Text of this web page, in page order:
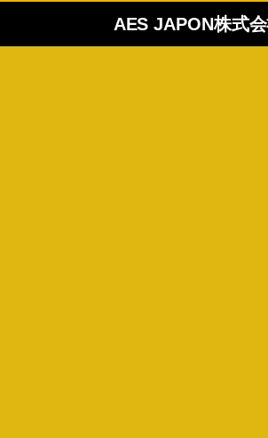
AES JAPON株式